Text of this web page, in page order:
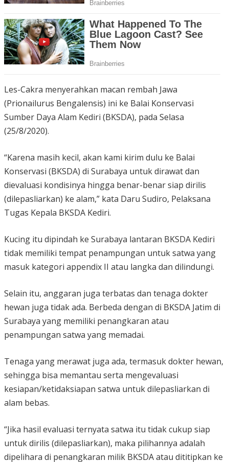
Les-Cakra menyerahkan macan rembah Jawa
(Prionailurus Bengalensis) ini ke Balai Konservasi
Sumber Daya Alam Kediri (BKSDA), pada Selasa
(25/8/2020).
“Karena masih kecil, akan kami kirim dulu ke Balai
Konservasi (BKSDA) di Surabaya untuk dirawat dan
dievaluasi kondisinya hingga benar-benar siap dirilis
(dilepasliarkan) ke alam,” kata Daru Sudiro, Pelaksana
Tugas Kepala BKSDA Kediri.
Kucing itu dipindah ke Surabaya lantaran BKSDA Kediri
tidak memiliki tempat penampungan untuk satwa yang
masuk kategori appendix II atau langka dan dilindungi.
Selain itu, anggaran juga terbatas dan tenaga dokter
hewan juga tidak ada. Berbeda dengan di BKSDA Jatim di
Surabaya yang memiliki penangkaran atau
penampungan satwa yang memadai.
Tenaga yang merawat juga ada, termasuk dokter hewan,
sehingga bisa memantau serta mengevaluasi
kesiapan/ketidaksiapan satwa untuk dilepasliarkan di
alam bebas.
“Jika hasil evaluasi ternyata satwa itu tidak cukup siap
untuk dirilis (dilepasliarkan), maka pilihannya adalah
dipelihara di penangkaran milik BKSDA atau dititipkan ke